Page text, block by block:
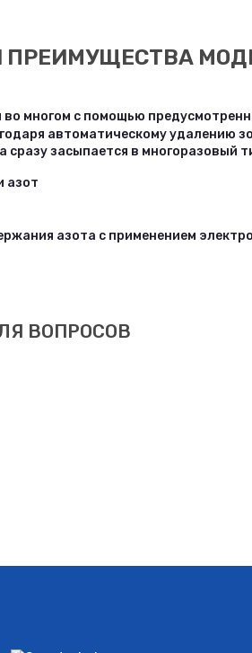
ПРЕИМУЩЕСТВА
многом с помощью
автоматическому удалению
засыпается в многоразовый
азот
азота с применением
ВОПРОСОВ